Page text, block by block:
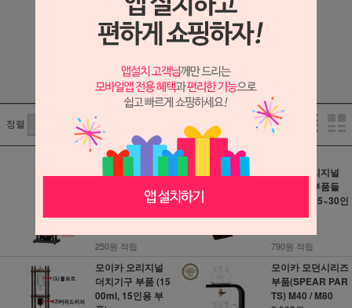
1/1
정렬
모이카 오리지널
(600ml, 5~7인용
부품)
250원 적립
모이카 오리지널
더치기구 부품들
(3000ml, 25~30인
용 부품)
790원 적립
모이카 오리지널
더치기구 부품 (15
00ml, 15인용 부
모이카 모던시리즈
부품(SPEAR PAR
TS) M40 / M80